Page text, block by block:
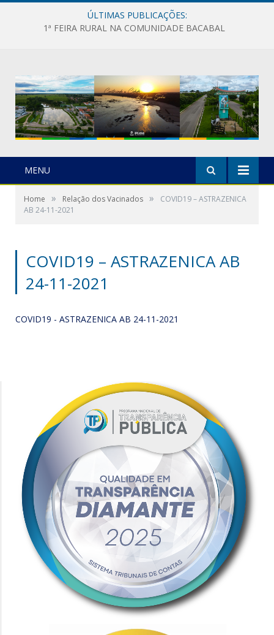
ÚLTIMAS PUBLICAÇÕES:
1ª FEIRA RURAL NA COMUNIDADE BACABAL
MENU
Home » Relação dos Vacinados »
COVID19 – ASTRAZENICA
AB 24-11-2021
COVID19 – ASTRAZENICA AB
24-11-2021
COVID19 - ASTRAZENICA AB 24-11-2021